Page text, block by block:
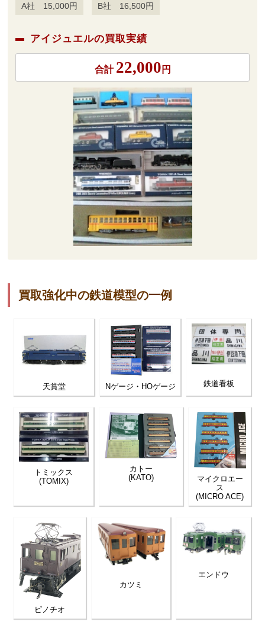
A社 15,000円 B社 16,500円
アイジュエルの買取実績
合計 22,000 円
買取強化中の鉄道模型の一例
天賞堂 Nゲージ・HOゲージ 鉄道看板
トミックス
(TOMIX)
カトー
(KATO)
マイクロエー
ス
(MICRO ACE)
ピノチオ
カツミ
エンドウ